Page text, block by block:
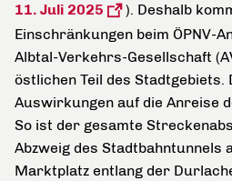
11. Juli 2025
). Deshalb
Einschränkungen beim ÖPNV-
Albtal-Verkehrs-Gesellschaft
östlichen Teil des Stadtgebiets.
Auswirkungen auf die Anreise
So ist der gesamte
Abzweig des Stadtbahntunnels
Marktplatz entlang der